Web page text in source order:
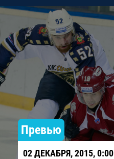
Превью
02 ДЕКАБРЯ, 2015, 0:00